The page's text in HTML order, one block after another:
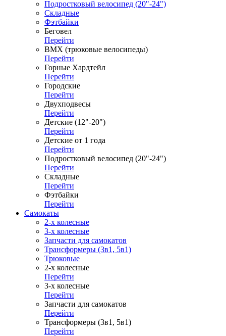
Подростковый велосипед (20"-24")
Складные
Фэтбайки
Беговел
Перейти
ВМХ (трюковые велосипеды)
Перейти
Горные Хардтейл
Перейти
Городские
Перейти
Двухподвесы
Перейти
Детские (12"-20")
Перейти
Детские от 1 года
Перейти
Подростковый велосипед (20"-24")
Перейти
Складные
Перейти
Фэтбайки
Перейти
Самокаты
2-х колесные
3-х колесные
Запчасти для самокатов
Трансформеры (3в1, 5в1)
Трюковые
2-х колесные
Перейти
3-х колесные
Перейти
Запчасти для самокатов
Перейти
Трансформеры (3в1, 5в1)
Перейти